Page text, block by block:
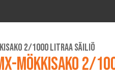
2/1000 litraa säiliö
Mökkisako 2/